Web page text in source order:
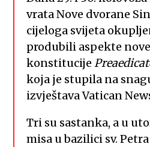
vrata Nove dvorane
cijeloga svijeta
produbili aspekte
konstitucije
koja je stupila na
izvještava Vatican
Tri su sastanka, a u
misa u bazilici sv.